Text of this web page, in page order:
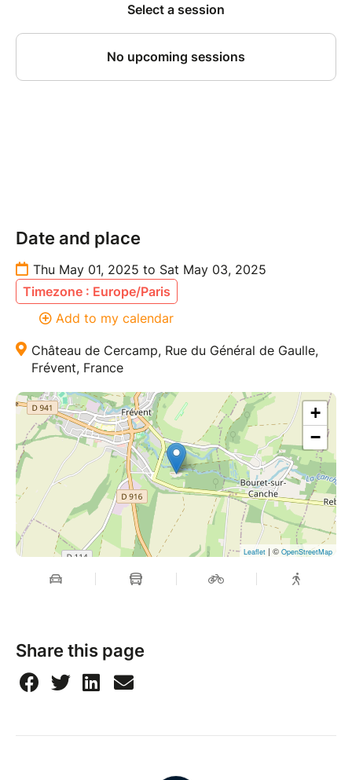
Date and place
Thu May 01, 2025 to Sat May 03, 2025
Timezone : Europe/Paris
Add to my calendar
Château de Cercamp, Rue du Général de Gaulle,
Frévent, France
+
−
Leaflet | © OpenStreetMap
Share this page